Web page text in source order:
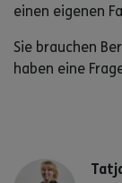
einen eigenen
Sie brauchen
haben eine